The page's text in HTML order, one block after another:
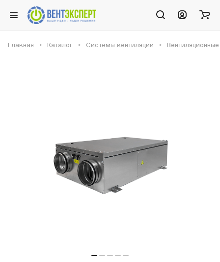
Главная Каталог Системы вентиляции